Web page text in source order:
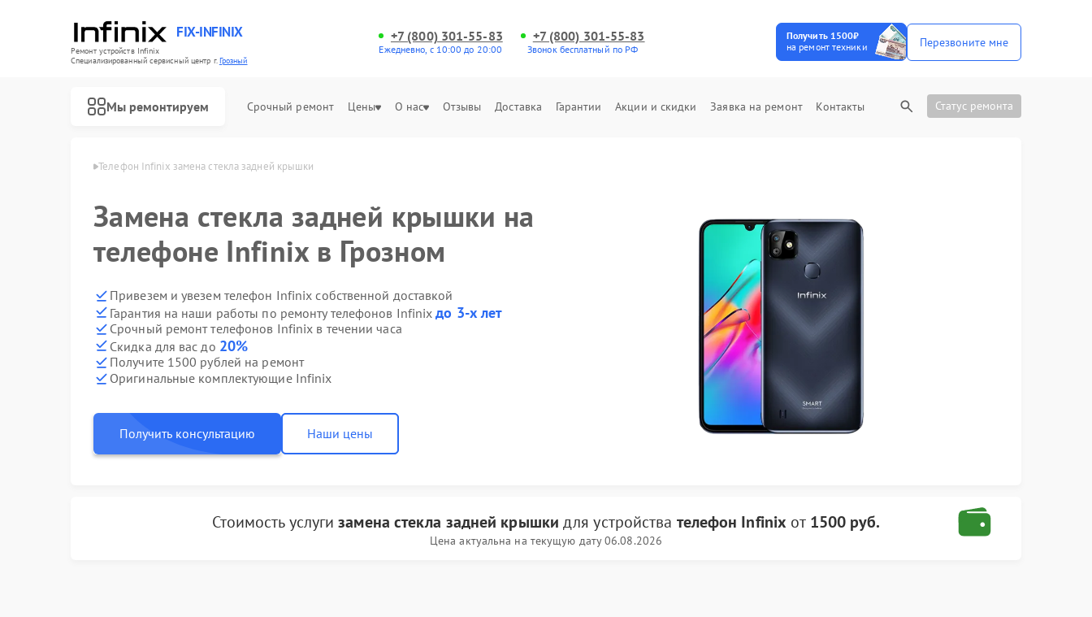
FIX-INFINIX
Ремонт устройств Infinix
Специализированный cервисный центр г.Грозный
+7 (800) 301-55-83
Ежедневно, с 10:00 до 20:00
+7 (800) 301-55-83
Звонок бесплатный по РФ
Получить 1500₽
на ремонт техники
Перезвоните мне
Мы ремонтируем Срочный ремонт Цены О нас Отзывы Доставка Гарантии Акции и скидки Заявка на ремонт Контакты Статус ремонта
Infinix в Грозном Телефон Infinix замена стекла задней крышки
Замена стекла задней крышки на
телефоне Infinix в Грозном
Привезем и увезем телефон Infinix собственной доставкой
Гарантия на наши работы по ремонту телефонов Infinixдо 3-х лет
Срочный ремонт телефонов Infinix в течении часа
Скидка для вас до 20%
Получите 1500 рублей на ремонт
Оригинальные комплектующие Infinix
Получить консультацию Наши цены
Стоимость услугизамена стекла задней крышки для устройства телефон Infinix от 1500 руб.
Цена актуальна на текущую дату 06.08.2026